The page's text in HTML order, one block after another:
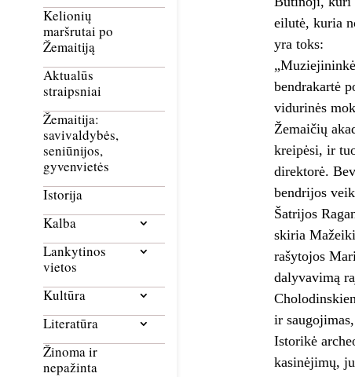
Kelionių
maršrutai po
Žemaitiją
Aktualūs
straipsniai
Žemaitija:
savivaldybės,
seniūnijos,
gyvenvietės
Istorija
Kalba
Lankytinos
vietos
Kultūra
Literatūra
Žinoma ir
nepažinta
eilutė, kuria
yra toks:
bendrakartė
vidurinės
Žemaičių
kreipėsi, ir
direktorė.
bendrijos
Šatrijos
skiria
rašytojos
dalyvavimą
ir
Istorikė
kasinėjimų,